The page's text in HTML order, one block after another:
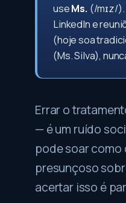
useMs. (/mɪz/
LinkedIn e
(hoje soa
(Ms. Silva),
Errar o
— é um ruído
pode soar como
presunçoso
acertar isso é